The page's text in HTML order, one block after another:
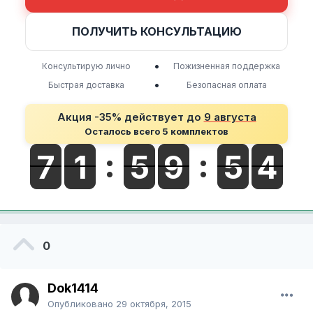
ПОЛУЧИТЬ КОНСУЛЬТАЦИЮ
Консультирую лично •
Пожизненная поддержка
Быстрая доставка
• Безопасная оплата
Акция -35% действует до 9 августа
Осталось всего 5 комплектов
0
Dok1414
Опубликовано 29 октября, 2015